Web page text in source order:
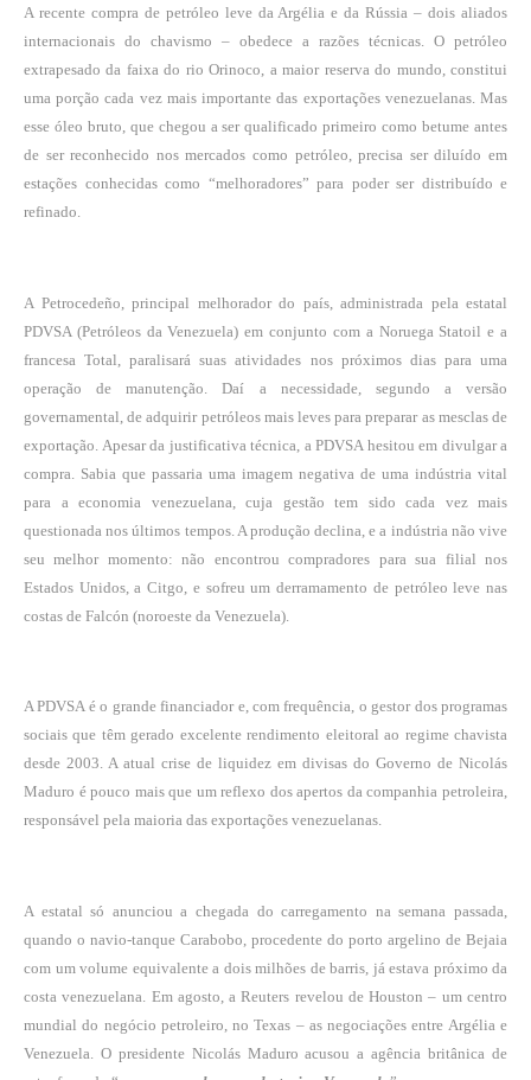
A recente compra de petróleo leve da Argélia e da Rússia – dois aliados
internacionais do chavismo – obedece a razões técnicas. O petróleo
extrapesado da faixa do rio Orinoco, a maior reserva do mundo, constitui
uma porção cada vez mais importante das exportações venezuelanas. Mas
esse óleo bruto, que chegou a ser qualificado primeiro como betume antes
de ser reconhecido nos mercados como petróleo, precisa ser diluído em
estações conhecidas como “melhoradores” para poder ser distribuído e
refinado.
A Petrocedeño, principal melhorador do país, administrada pela estatal
PDVSA (Petróleos da Venezuela) em conjunto com a Noruega Statoil e a
francesa Total, paralisará suas atividades nos próximos dias para uma
operação de manutenção. Daí a necessidade, segundo a versão
governamental, de adquirir petróleos mais leves para preparar as mesclas de
exportação. Apesar da justificativa técnica, a PDVSA hesitou em divulgar a
compra. Sabia que passaria uma imagem negativa de uma indústria vital
para a economia venezuelana , cuja gestão tem sido cada vez mais
questionada nos últimos tempos. A produção declina, e a indústria não vive
seu melhor momento: não encontrou compradores para sua filial nos
Estados Unidos, a Citgo, e sofreu um derramamento de petróleo leve nas
costas de Falcón (noroeste da Venezuela).
A PDVSA é o grande financiador e, com frequência, o gestor dos programas
sociais que têm gerado excelente rendimento eleitoral ao regime chavista
desde 2003. A atual crise de liquidez em divisas do Governo de Nicolás
Maduro é pouco mais que um reflexo dos apertos da companhia petroleira,
responsável pela maioria das exportações venezuelanas.
A estatal só anunciou a chegada do carregamento na semana passada,
quando o navio-tanque Carabobo, procedente do porto argelino de Bejaia
com um volume equivalente a dois milhões de barris, já estava próximo da
costa venezuelana. Em agosto, a Reuters revelou de Houston – um centro
mundial do negócio petroleiro, no Texas – as negociações entre Argélia e
Venezuela. O presidente Nicolás Maduro acusou a agência britânica de